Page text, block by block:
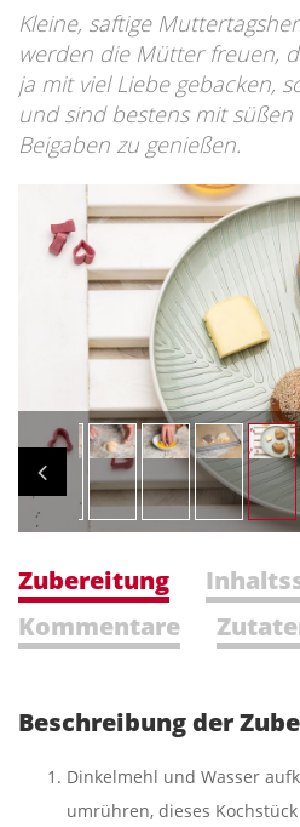
Kleine, saftige
werden die Mütter freuen,
ja mit viel Liebe gebacken,
und sind bestens mit
Beigaben zu genießen.
Zubereitung
Kommentare
Beschreibung der
Dinkelmehl und Wasser
umrühren, dieses